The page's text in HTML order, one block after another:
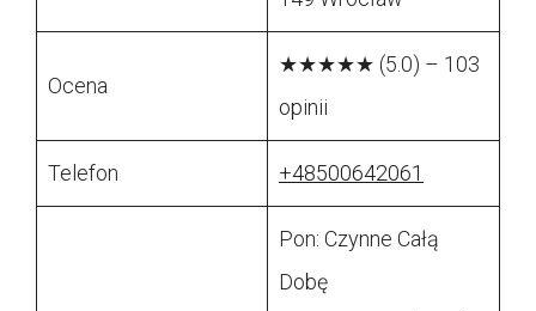
Ocena
★★★★★ (5.0) – 103
opinii
Telefon +48500642061
Pon: Czynne Całą
Dobę